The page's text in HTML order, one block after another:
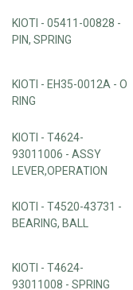
KIOTI - 05411-00828 -
PIN, SPRING
KIOTI - EH35-0012A - O
RING
KIOTI - T4624-
93011006 - ASSY
LEVER,OPERATION
KIOTI - T4520-43731 -
BEARING, BALL
KIOTI - T4624-
93011008 - SPRING